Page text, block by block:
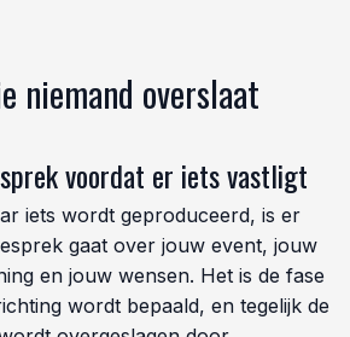
niemand overslaat
voordat er iets vastligt
iets wordt geproduceerd, is er
gaat over jouw event, jouw
en jouw wensen. Het is de fase
wordt bepaald, en tegelijk de